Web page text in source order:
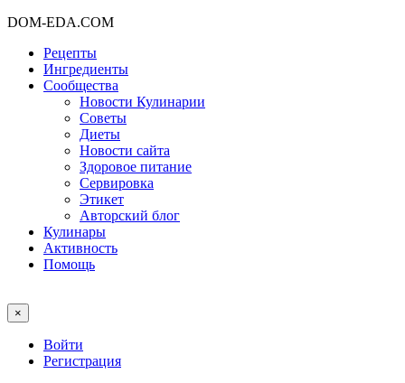
DOM-EDA.COM
Рецепты
Ингредиенты
Сообщества
Новости Кулинарии
Советы
Диеты
Новости сайта
Здоровое питание
Сервировка
Этикет
Авторский блог
Кулинары
Активность
Помощь
×
Войти
Регистрация